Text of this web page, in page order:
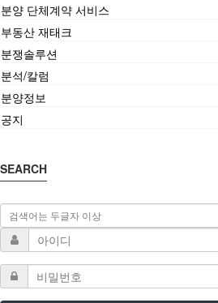
분양 단체계약 서비스
부동산 재태크
분쟁솔루션
분석/칼럼
분양정보
공지
SEARCH